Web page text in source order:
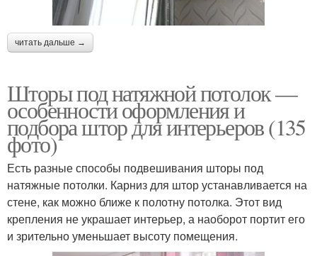
читать дальше →
Шторы под натяжной потолок —
особенности оформления и
подбора штор для интерьеров (135
фото)
Есть разные способы подвешивания шторы под
натяжные потолки. Карниз для штор устанавливается на
стене, как можно ближе к полотну потолка. Этот вид
крепления не украшает интерьер, а наоборот портит его
и зрительно уменьшает высоту помещения.